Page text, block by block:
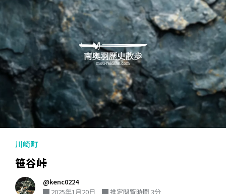
川崎町
笹谷峠
@kenc0224
2025年1月20日
推定閲覧時間 3分